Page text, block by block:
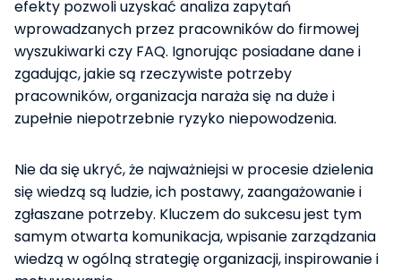
efekty pozwoli uzyskać analiza zapytań
wprowadzanych przez pracowników do firmowej
wyszukiwarki czy FAQ. Ignorując posiadane dane i
zgadując, jakie są rzeczywiste potrzeby
pracowników, organizacja naraża się na duże i
zupełnie niepotrzebnie ryzyko niepowodzenia.
Nie da się ukryć, że najważniejsi w procesie dzielenia
się wiedzą są ludzie, ich postawy, zaangażowanie i
zgłaszane potrzeby. Kluczem do sukcesu jest tym
samym otwarta komunikacja, wpisanie zarządzania
wiedzą w ogólną strategię organizacji, inspirowanie i